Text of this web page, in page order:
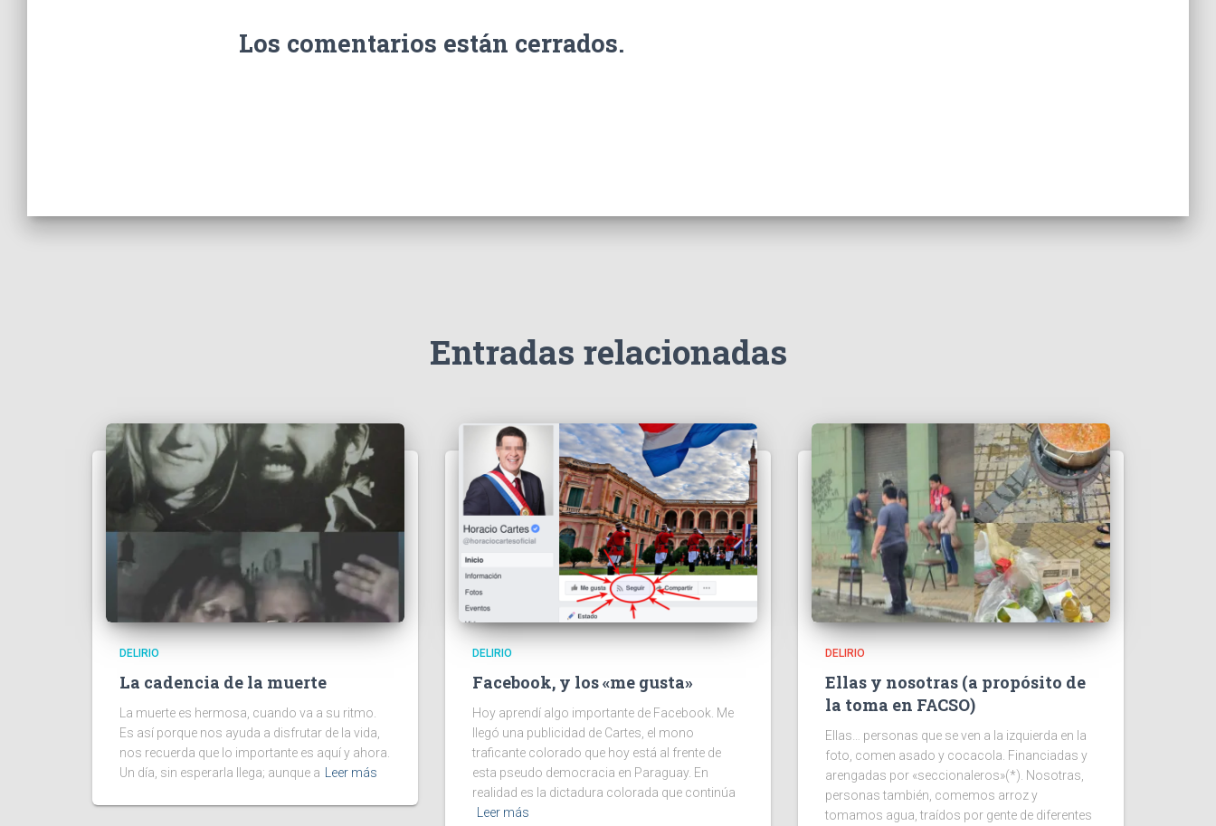
Los comentarios están cerrados.
Entradas relacionadas
DELIRIO
La cadencia de la muerte
La muerte es hermosa, cuando va a su ritmo.
Es así porque nos ayuda a disfrutar de la vida,
nos recuerda que lo importante es aquí y ahora.
Un día, sin esperarla llega; aunque a
Leer más
DELIRIO
Facebook, y los «me gusta»
Hoy aprendí algo importante de Facebook. Me
llegó una publicidad de Cartes, el mono
traficante colorado que hoy está al frente de
esta pseudo democracia en Paraguay. En
realidad es la dictadura colorada que continúa
Leer más
DELIRIO
Ellas y nosotras (a propósito de
la toma en FACSO)
Ellas… personas que se ven a la izquierda en la
foto, comen asado y cocacola. Financiadas y
arengadas por «seccionaleros»(*). Nosotras,
personas también, comemos arroz y
tomamos agua, traídos por gente de diferentes